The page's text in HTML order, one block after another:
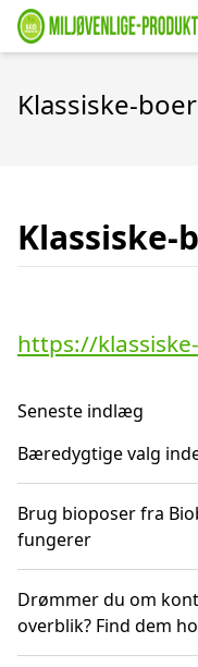
Klassiske-
Klassiske-
https://
Seneste indlæg
Bæredygtige valg
Brug bioposer fra
fungerer
Drømmer du om
overblik? Find dem